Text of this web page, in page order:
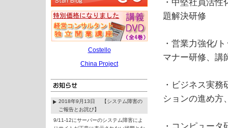
Costello
China Project
2018年9月13日 【システム障害の
ご報告とお詫び】
9/11-12にサーバーのシステム障害によ
・中堅社員活
題解決研修
・営業力強化/
マナー研修、講
・ビジネス実
ションの進め方